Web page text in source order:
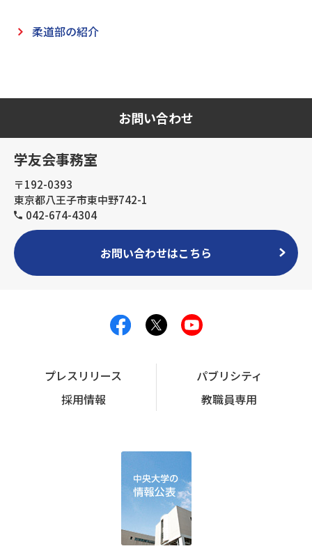
柔道部の紹介
お問い合わせ
学友会事務室
〒192-0393
東京都八王子市東中野742-1
042-674-4304
お問い合わせはこちら
プレスリリース
パブリシティ
採用情報
教職員専用